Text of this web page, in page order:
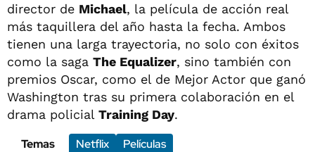
director de Michael, la película de acción real
más taquillera del año hasta la fecha. Ambos
tienen una larga trayectoria, no solo con éxitos
como la saga The Equalizer, sino también con
premios Oscar, como el de Mejor Actor que ganó
Washington tras su primera colaboración en el
drama policial Training Day.
Temas
Netflix Películas